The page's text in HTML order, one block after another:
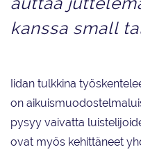
kanssa small
Iidan tulkkina
on
pysyy vaivatta
ovat myös kehittäneet